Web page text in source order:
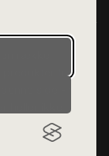
række
produkter fra
side - vi
heller ikke